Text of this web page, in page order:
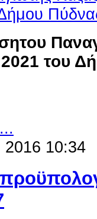
του
2016 10:34